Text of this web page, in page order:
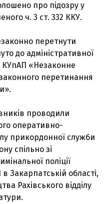
про підозру у
ч. 3 ст. 332 ККУ.
перетнути
до адміністративної
КУпАП «Незаконне
перетинання
проводили
оперативно-
прикордонної служби
спільно зі
поліції
Закарпатській області,
Рахівського відділу